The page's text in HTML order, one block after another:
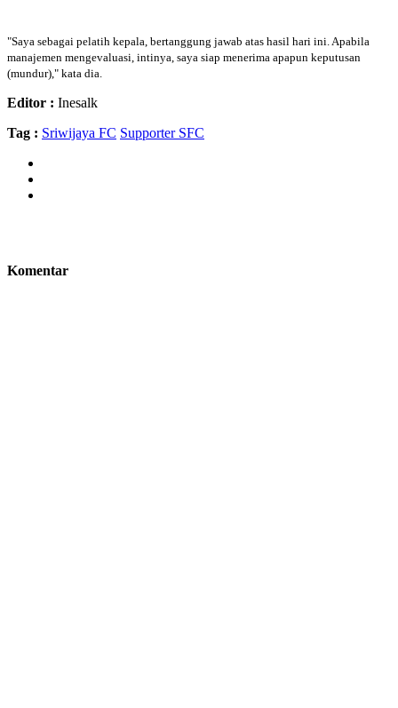
"Saya sebagai pelatih kepala, bertanggung jawab atas hasil hari ini. Apabila
manajemen mengevaluasi, intinya, saya siap menerima apapun keputusan
(mundur)," kata dia.
Editor : Inesalk
Tag : Sriwijaya FC Supporter SFC
Komentar